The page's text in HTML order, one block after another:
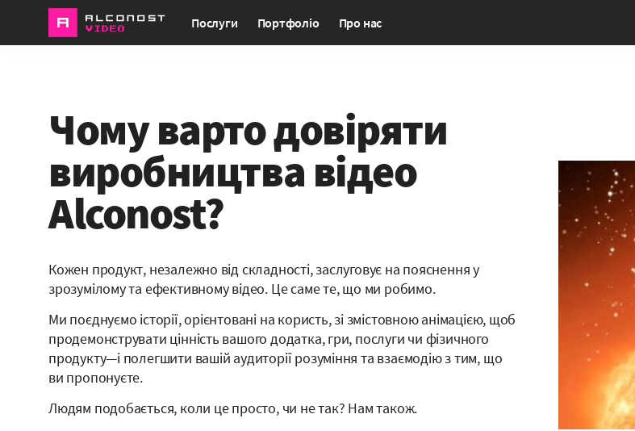
Послуги Портфоліо Про нас
Чому варто довіряти
виробництва відео
Alconost?
Кожен продукт, незалежно від складності, заслуговує на пояснення у
зрозумілому та ефективному відео. Це саме те, що ми робимо.
Ми поєднуємо історії, орієнтовані на користь, зі змістовною анімацією, щоб
продемонструвати цінність вашого додатка, гри, послуги чи фізичного
продукту—і полегшити вашій аудиторії розуміння та взаємодію з тим, що
ви пропонуєте.
Людям подобається, коли це просто, чи не так? Нам також.